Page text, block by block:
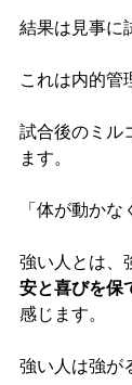
結果は見事に
これは内的管
試合後のミル
ます。
「体が動かな
強い人とは、
安と喜びを保
感じます。
強い人は強が